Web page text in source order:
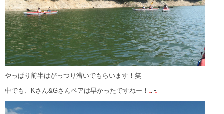
やっぱり前半はがっつり漕いでもらいます！笑
中でも、Kさん&Gさんペアは早かったですねー！